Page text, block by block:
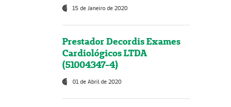
15 de Janeiro de 2020
Prestador Decordis Exames
Cardiológicos LTDA
(51004347-4)
01 de Abril de 2020